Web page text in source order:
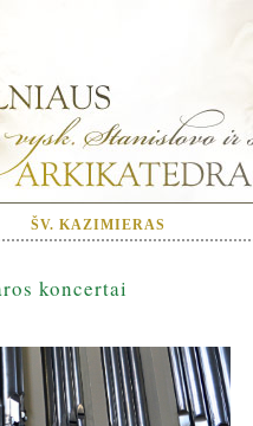
ŠV. KAZIMIERAS
koncertai